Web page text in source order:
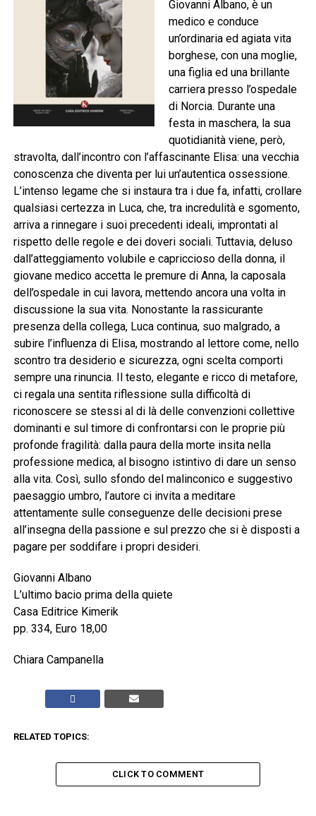
Giovanni Albano, è un
medico e conduce
un’ordinaria ed agiata vita
borghese, con una moglie,
una figlia ed una brillante
carriera presso l’ospedale
di Norcia. Durante una
festa in maschera, la sua
quotidianità viene, però,
stravolta, dall’incontro con l’affascinante Elisa: una vecchia
conoscenza che diventa per lui un’autentica ossessione.
L’intenso legame che si instaura tra i due fa, infatti, crollare
qualsiasi certezza in Luca, che, tra incredulità e sgomento,
arriva a rinnegare i suoi precedenti ideali, improntati al
rispetto delle regole e dei doveri sociali. Tuttavia, deluso
dall’atteggiamento volubile e capriccioso della donna, il
giovane medico accetta le premure di Anna, la caposala
dell’ospedale in cui lavora, mettendo ancora una volta in
discussione la sua vita. Nonostante la rassicurante
presenza della collega, Luca continua, suo malgrado, a
subire l’influenza di Elisa, mostrando al lettore come, nello
scontro tra desiderio e sicurezza, ogni scelta comporti
sempre una rinuncia. Il testo, elegante e ricco di metafore,
ci regala una sentita riflessione sulla difficoltà di
riconoscere se stessi al di là delle convenzioni collettive
dominanti e sul timore di confrontarsi con le proprie più
profonde fragilità: dalla paura della morte insita nella
professione medica, al bisogno istintivo di dare un senso
alla vita. Così, sullo sfondo del malinconico e suggestivo
paesaggio umbro, l’autore ci invita a meditare
attentamente sulle conseguenze delle decisioni prese
all’insegna della passione e sul prezzo che si è disposti a
pagare per soddifare i propri desideri.
Giovanni Albano
L’ultimo bacio prima della quiete
Casa Editrice Kimerik
pp. 334, Euro 18,00
Chiara Campanella
RELATED TOPICS:
CLICK TO COMMENT